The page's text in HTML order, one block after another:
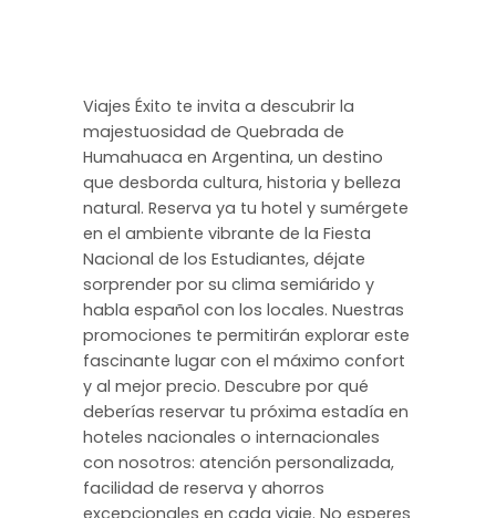
Viajes Éxito te invita a descubrir la
majestuosidad de Quebrada de
Humahuaca en Argentina, un destino
que desborda cultura, historia y belleza
natural. Reserva ya tu hotel y sumérgete
en el ambiente vibrante de la Fiesta
Nacional de los Estudiantes, déjate
sorprender por su clima semiárido y
habla español con los locales. Nuestras
promociones te permitirán explorar este
fascinante lugar con el máximo confort
y al mejor precio. Descubre por qué
deberías reservar tu próxima estadía en
hoteles nacionales o internacionales
con nosotros: atención personalizada,
facilidad de reserva y ahorros
excepcionales en cada viaje. No esperes